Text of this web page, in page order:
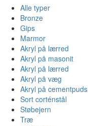
Alle typer
Bronze
Gips
Marmor
Akryl på lærred
Akryl på masonit
Akryl på lærred
Akryl på væg
Akryl på cementpuds
Sort corténstål
Støbejern
Træ